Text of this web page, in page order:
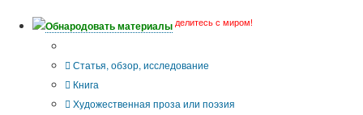
Обнародовать материалы делитесь с миром!
Статья, обзор, исследование
Книга
Художественная проза или поэзия